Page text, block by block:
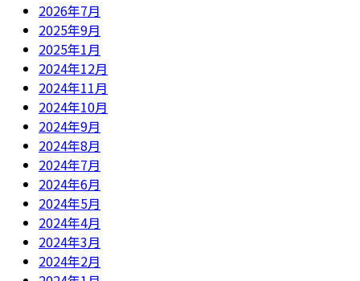
2026年7月
2025年9月
2025年1月
2024年12月
2024年11月
2024年10月
2024年9月
2024年8月
2024年7月
2024年6月
2024年5月
2024年4月
2024年3月
2024年2月